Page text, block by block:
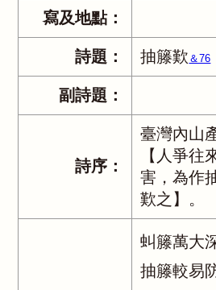
寫及地點：
詩題： 抽籐歎 ＆76
副詩題：
詩序：
臺灣內山
【人爭往
害，為作
歎之】。
虯籐萬大
抽籐較易